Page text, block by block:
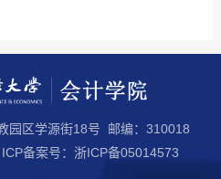
园区学源街18号 邮编：310018
备案号：浙ICP备05014573